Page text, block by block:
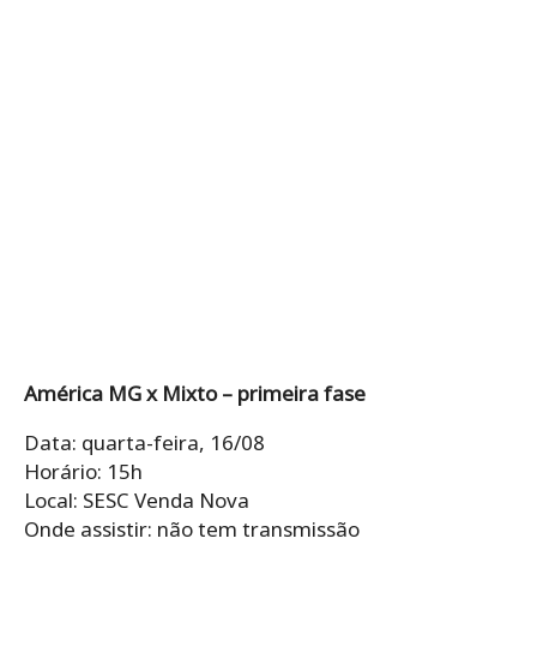
América MG x Mixto – primeira fase
Data: quarta-feira, 16/08
Horário: 15h
Local: SESC Venda Nova
Onde assistir: não tem transmissão